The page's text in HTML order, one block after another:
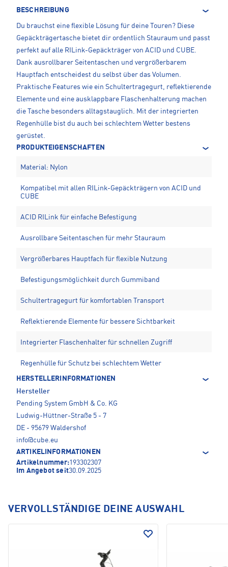
BESCHREIBUNG
Du brauchst eine flexible Lösung für deine Touren? Diese
Gepäckträgertasche bietet dir ordentlich Stauraum und passt
perfekt auf alle RILink-Gepäckträger von ACID und CUBE.
Dank ausrollbarer Seitentaschen und vergrößerbarem
Hauptfach entscheidest du selbst über das Volumen.
Praktische Features wie ein Schultertragegurt, reflektierende
Elemente und eine ausklappbare Flaschenhalterung machen
die Tasche besonders alltagstauglich. Mit der integrierten
Regenhülle bist du auch bei schlechtem Wetter bestens
gerüstet.
PRODUKTEIGENSCHAFTEN
Material: Nylon
Kompatibel mit allen RILink-Gepäckträgern von ACID und
CUBE
ACID RILink für einfache Befestigung
Ausrollbare Seitentaschen für mehr Stauraum
Vergrößerbares Hauptfach für flexible Nutzung
Befestigungsmöglichkeit durch Gummiband
Schultertragegurt für komfortablen Transport
Reflektierende Elemente für bessere Sichtbarkeit
Integrierter Flaschenhalter für schnellen Zugriff
Regenhülle für Schutz bei schlechtem Wetter
HERSTELLERINFORMATIONEN
Hersteller
Pending System GmbH & Co. KG
Ludwig-Hüttner-Straße 5 - 7
DE - 95679 Waldershof
info@cube.eu
ARTIKELINFORMATIONEN
Artikelnummer:193302307
Im Angebot seit30.09.2025
VERVOLLSTÄNDIGE DEINE AUSWAHL